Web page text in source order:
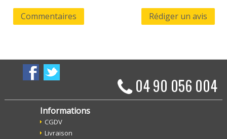
Commentaires Rédiger un avis
04 90 056 004
Informations
CGDV
Livraison